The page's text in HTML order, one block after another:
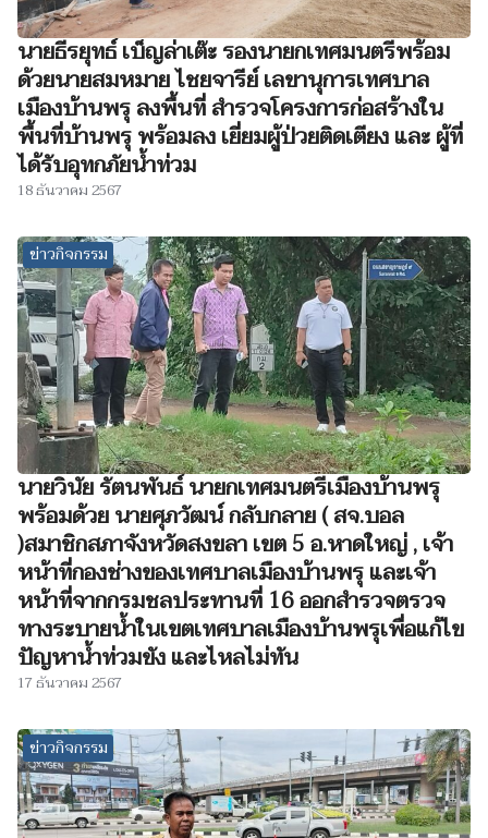
นายธีรยุทธ์ เบ็ญล่าเต๊ะ รองนายกเทศมนตรีพร้อม
ด้วยนายสมหมาย ไชยจารีย์ เลขานุการเทศบาล
เมืองบ้านพรุ ลงพื้นที่ สำรวจโครงการก่อสร้างใน
พื้นที่บ้านพรุ พร้อมลง เยี่ยมผู้ป่วยติดเตียง และ ผู้ที่
ได้รับอุทกภัยน้ำท่วม
18 ธันวาคม 2567
ข่าวกิจกรรม
นายวินัย รัตนพันธ์ นายกเทศมนตรีเมืองบ้านพรุ
พร้อมด้วย นายศุภวัฒน์ กลับกลาย ( สจ.บอล
)สมาชิกสภาจังหวัดสงขลา เขต 5 อ.หาดใหญ่ , เจ้า
หน้าที่กองช่างของเทศบาลเมืองบ้านพรุ และเจ้า
หน้าที่จากกรมชลประทานที่ 16 ออกสำรวจตรวจ
ทางระบายน้ำในเขตเทศบาลเมืองบ้านพรุเพื่อแก้ไข
ปัญหาน้ำท่วมขัง และไหลไม่ทัน
17 ธันวาคม 2567
ข่าวกิจกรรม